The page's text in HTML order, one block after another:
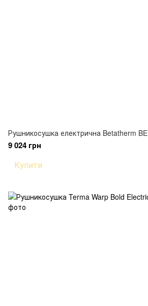
Рушникосушка електрична Betatherm BE
9 024 грн
Купити